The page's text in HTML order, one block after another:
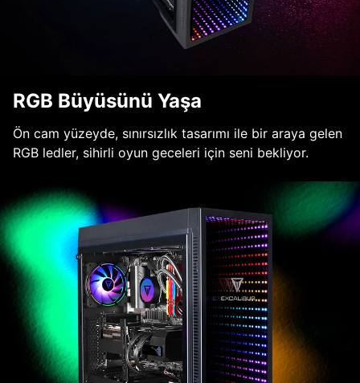
RGB Büyüsünü Yaşa
Ön cam yüzeyde, sınırsızlık tasarımı ile bir araya gelen
RGB ledler, sihirli oyun geceleri için seni bekliyor.